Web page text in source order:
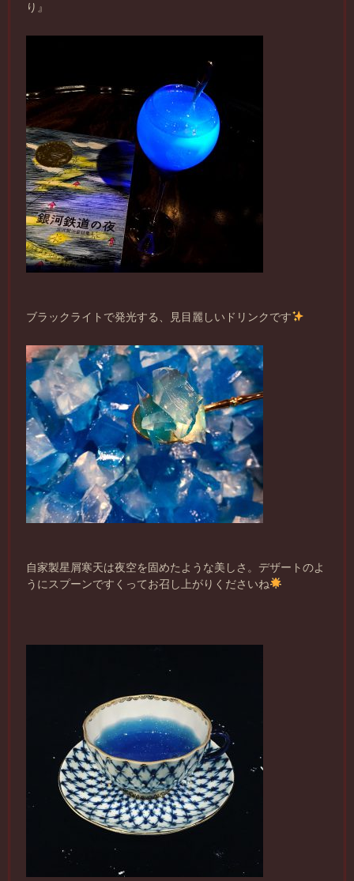
り』
ブラックライトで発光する、見目麗しいドリンクです
自家製星屑寒天は夜空を固めたような美しさ。デザートのよ
うにスプーンですくってお召し上がりくださいね